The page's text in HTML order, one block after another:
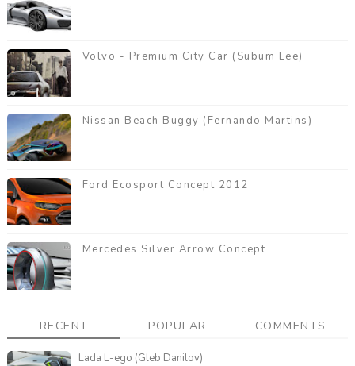
Volvo - Premium City Car (Subum Lee)
Nissan Beach Buggy (Fernando Martins)
Ford Ecosport Concept 2012
Mercedes Silver Arrow Concept
RECENT POPULAR COMMENTS
Lada L-ego (Gleb Danilov)